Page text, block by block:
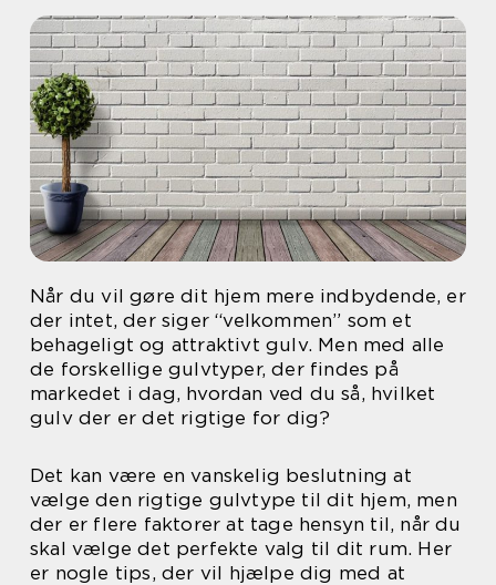
Når du vil gøre dit hjem mere indbydende, er
der intet, der siger “velkommen” som et
behageligt og attraktivt gulv. Men med alle
de forskellige gulvtyper, der findes på
markedet i dag, hvordan ved du så, hvilket
gulv der er det rigtige for dig?
Det kan være en vanskelig beslutning at
vælge den rigtige gulvtype til dit hjem, men
der er flere faktorer at tage hensyn til, når du
skal vælge det perfekte valg til dit rum. Her
er nogle tips, der vil hjælpe dig med at